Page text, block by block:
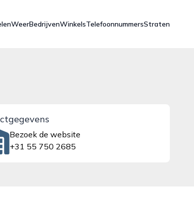
WeerBedrijvenWinkelsTelefoonnummersStraten
Bezoek de website
+31 55 750 2685